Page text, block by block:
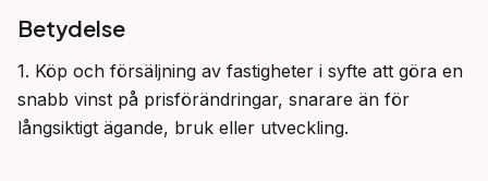
Betydelse
1. Köp och försäljning av fastigheter i syfte att göra en
snabb vinst på prisförändringar, snarare än för
långsiktigt ägande, bruk eller utveckling.